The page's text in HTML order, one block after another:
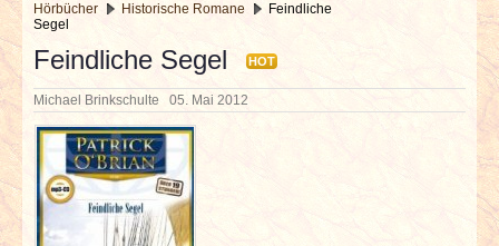
NEUESTE ARTIKEL
NEWS & DATES
BERICHTE
VERLOSUNGEN
Hörbücher Historische Romane
Feindliche
Segel
Feindliche Segel HOT
Michael Brinkschulte 05. Mai 2012